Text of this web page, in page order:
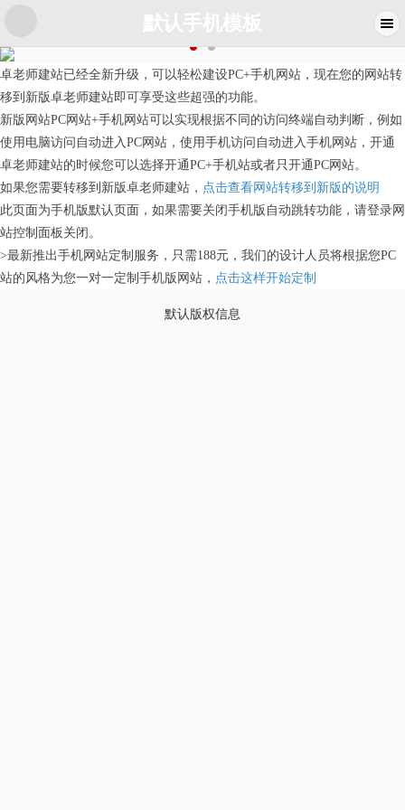
卓老师建站已经全新升级，可以轻松建设PC+手机网站，现在您的网站转
移到新版卓老师建站即可享受这些超强的功能。
新版网站PC网站+手机网站可以实现根据不同的访问终端自动判断，例如
使用电脑访问自动进入PC网站，使用手机访问自动进入手机网站，开通
卓老师建站的时候您可以选择开通PC+手机站或者只开通PC网站。
如果您需要转移到新版卓老师建站， 点击查看网站转移到新版的说明
此页面为手机版默认页面，如果需要关闭手机版自动跳转功能，请登录网
站控制面板关闭。
>最新推出手机网站定制服务，只需188元，我们的设计人员将根据您PC
站的风格为您一对一定制手机版网站， 点击这样开始定制
默认版权信息